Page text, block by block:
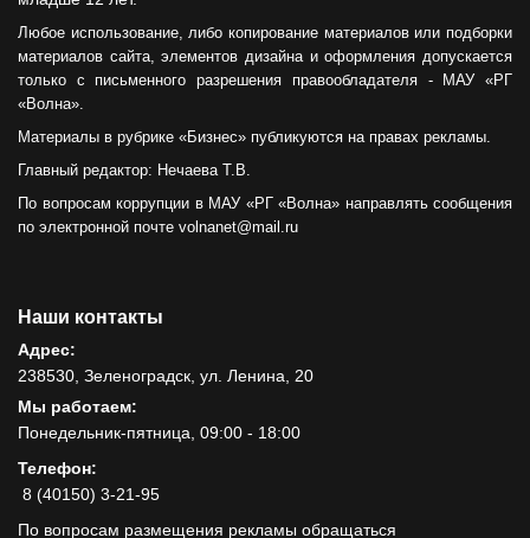
Любое использование, либо копирование материалов или подборки
материалов сайта, элементов дизайна и оформления допускается
только с письменного разрешения правообладателя - МАУ «РГ
«Волна».
Материалы в рубрике «Бизнес» публикуются на правах рекламы.
Главный редактор: Нечаева Т.В.
По вопросам коррупции в МАУ «РГ «Волна» направлять сообщения
по электронной почте volnanet@mail.ru
Наши контакты
Адрес:
238530, Зеленоградск, ул. Ленина, 20
Мы работаем:
Понедельник-пятница, 09:00 - 18:00
Телефон:
8 (40150) 3-21-95
По вопросам размещения рекламы обращаться